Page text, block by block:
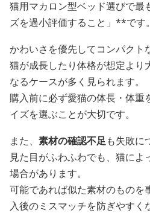
猫用マカロン型ベッド選びで
ズを過小評価すること」**です。
かわいさを優先してコンパクト
猫が成長したり体格が想定より
なるケースが多く見られます。
購入前に必ず愛猫の体長・体重
イズを選ぶことが大切です。
また、 素材の確認不足も失敗に
見た目がふわふわでも、猫によ
場合があります。
可能であれば似た素材のものを
入後のミスマッチを防ぎやすく